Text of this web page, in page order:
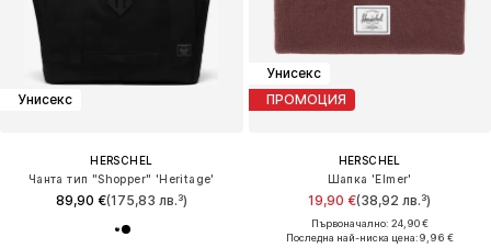
Унисекс
HERSCHEL
Чанта тип "Shopper" 'Heritage'
89,90 €(175,83 лв.³)
Унисекс
ПРОМОЦИЯ
HERSCHEL
Шапка 'Elmer'
19,90 €(38,92 лв.³)
Първоначално: 24,90 €
Последна най-ниска цена:9,96 €